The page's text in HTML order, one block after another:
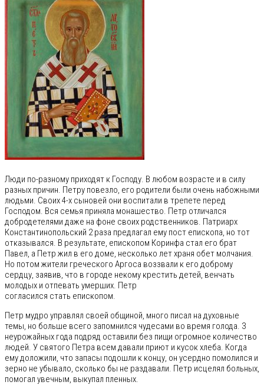
Люди по-разному приходят к Господу. В любом возрасте и в силу
разных причин. Петру повезло, его родители были очень набожными
людьми. Своих 4-х сыновей они воспитали в трепете перед
Господом. Вся семья приняла монашество. Петр отличался
добродетелями даже на фоне своих родственников. Патриарх
Константинопольский 2 раза предлагал ему пост епископа, но тот
отказывался. В результате, епископом Коринфа стал его брат
Павел, а Петр жил в его доме, несколько лет храня обет молчания.
Но потом жители греческого Аргоса воззвали к его доброму
сердцу, заявив, что в городе некому крестить детей, венчать
молодых и отпевать умерших. Петр
согласился стать епископом.
Петр мудро управлял своей общиной, много писал на духовные
темы, но больше всего запомнился чудесами во время голода. 3
неурожайных года подряд оставили без пищи огромное количество
людей. У святого Петра всем давали приют и кусок хлеба. Когда
ему доложили, что запасы подошли к концу, он усердно помолился и
зерно не убывало, сколько бы не раздавали. Петр исцелял больных,
помогал увечным, выкупал пленных.